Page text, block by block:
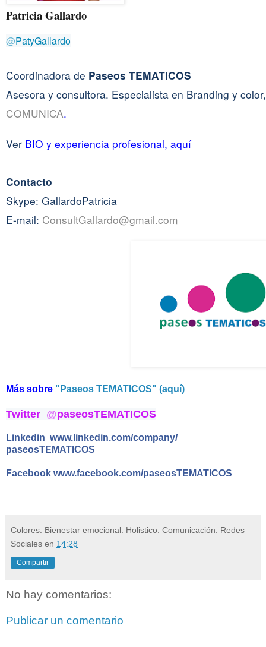
Patricia Gallardo
@PatyGallardo
Coordinadora de Paseos TEMATICOS
Asesora y consultora. Especialista en Branding y
COMUNICA.
Ver BIO y experiencia profesional, aquí
Contacto
Skype: GallardoPatricia
E-mail: ConsultGallardo@gmail.com
Más sobre "Paseos TEMATICOS" (aquí)
Twitter @paseosTEMATICOS
Linkedin www.linkedin.com/company/
paseosTEMATICOS
Facebook www.facebook.com/paseosTEMATICOS
Colores. Bienestar emocional. Holistico. Comunicación. Redes
Sociales en 14:28
Compartir
No hay comentarios:
Publicar un comentario